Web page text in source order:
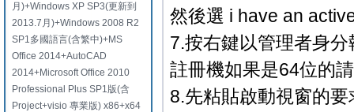
月)+Windows XP SP3(更新到
2013.7月)+Windows 2008 R2
SP1多國語言(含繁中)+MS
Office 2014+AutoCAD
2014+Microsoft Office 2010
Professional Plus SP1版(含
Project+visio 專業版) x86+x64
然後選 i have an
7.按右鍵以管理者身
註冊機如果是64位的
8.先粘貼啟動視窗的